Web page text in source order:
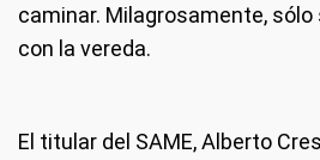
caminar. Milagrosamente, sólo
con la vereda.
El titular del SAME, Alberto